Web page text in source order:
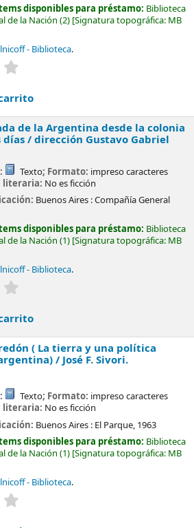
disponibles para préstamo: Biblioteca
de la Nación (2) Signatura topográfica: MB
- Biblioteca.
de la Argentina desde la colonia
días /dirección Gustavo Gabriel
Texto; Formato: impreso caracteres
literaria: No es ficción
Buenos Aires :Compañía General
disponibles para préstamo: Biblioteca
de la Nación (1) Signatura topográfica: MB
- Biblioteca.
( La tierra y una política
/ José F. Sivori.
Texto; Formato: impreso caracteres
literaria: No es ficción
Buenos Aires : El Parque, 1963
disponibles para préstamo: Biblioteca
de la Nación (1) Signatura topográfica: MB
- Biblioteca.